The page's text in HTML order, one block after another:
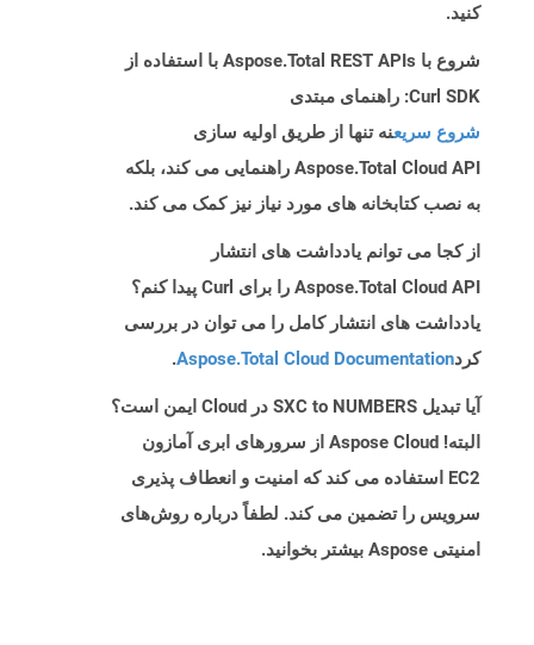
کنید.
شروع با Aspose.Total REST APIs با استفاده از
Curl SDK: راهنمای مبتدی
شروع سریعنه تنها از طریق اولیه سازی
Aspose.Total Cloud API راهنمایی می کند، بلکه
به نصب کتابخانه های مورد نیاز نیز کمک می کند.
از کجا می توانم یادداشت های انتشار
Aspose.Total Cloud API را برای Curl پیدا کنم؟
یادداشت های انتشار کامل را می توان در بررسی
کردAspose.Total Cloud Documentation
.
آیا تبدیل SXC to NUMBERS در Cloud ایمن است؟
البته! Aspose Cloud از سرورهای ابری آمازون
EC2 استفاده می کند که امنیت و انعطاف پذیری
سرویس را تضمین می کند. لطفاً درباره روش‌های
امنیتی Aspose بیشتر بخوانید.